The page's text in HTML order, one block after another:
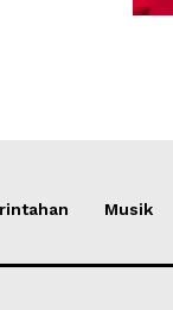
Musik